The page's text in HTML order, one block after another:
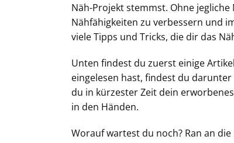
Näh-Projekt stemmst. Ohne
Nähfähigkeiten zu verbessern und
viele Tipps und Tricks, die dir das
Unten findest du zuerst einige
eingelesen hast, findest du
du in kürzester Zeit dein
in den Händen.
Worauf wartest du noch? Ran an